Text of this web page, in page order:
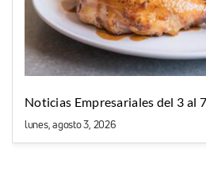
Noticias Empresariales del 3 al
lunes, agosto 3, 2026